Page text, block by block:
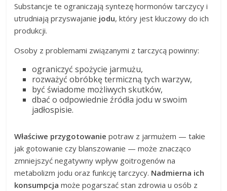
Substancje te ograniczają syntezę hormonów tarczycy i
utrudniają przyswajanie jodu, który jest kluczowy do ich
produkcji.
Osoby z problemami związanymi z tarczycą powinny:
ograniczyć spożycie jarmużu,
rozważyć obróbkę termiczną tych warzyw,
być świadome możliwych skutków,
dbać o odpowiednie źródła jodu w swoim
jadłospisie.
Właściwe przygotowanie potraw z jarmużem — takie
jak gotowanie czy blanszowanie — może znacząco
zmniejszyć negatywny wpływ goitrogenów na
metabolizm jodu oraz funkcję tarczycy. Nadmierna ich
konsumpcja może pogarszać stan zdrowia u osób z